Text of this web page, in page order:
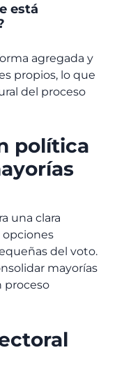
está
agregada y
propios, lo que
del proceso
política
una clara
del voto.
mayorías
proceso